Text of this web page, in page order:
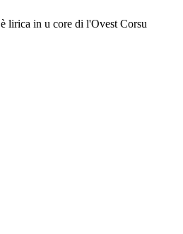
lirica in u core di l'Ovest Corsu